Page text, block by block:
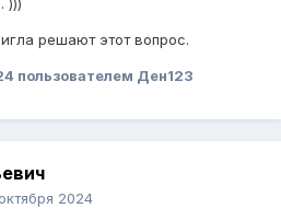
)))
решают этот вопрос.
пользователем Ден123
2024